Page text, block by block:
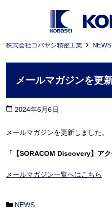
株式会社コバヤシ精密工業 NEWS
メールマガジンを更
calendar_today 2024年6月6日
メールマガジンを更新しました。
「【SORACOM Discovery】アク
メールマガジン一覧へはこちら
NEWS